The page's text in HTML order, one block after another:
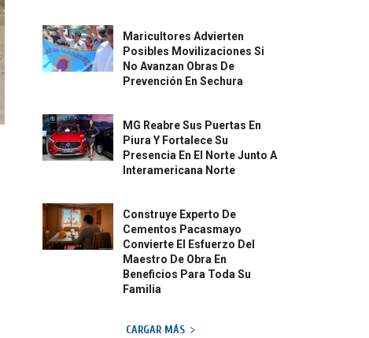
Maricultores Advierten
Posibles Movilizaciones Si
No Avanzan Obras De
Prevención En Sechura
MG Reabre Sus Puertas En
Piura Y Fortalece Su
Presencia En El Norte Junto A
Interamericana Norte
Construye Experto De
Cementos Pacasmayo
Convierte El Esfuerzo Del
Maestro De Obra En
Beneficios Para Toda Su
Familia
CARGAR MÁS